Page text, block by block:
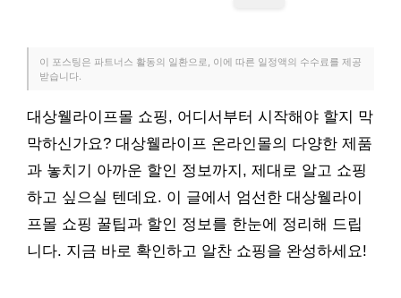
이 포스팅은 파트너스 활동의 일환으로, 이에 따른 일정액의 수수료를 제공
받습니다.
대상웰라이프몰 쇼핑, 어디서부터 시작해야 할지 막
막하신가요? 대상웰라이프 온라인몰의 다양한 제품
과 놓치기 아까운 할인 정보까지, 제대로 알고 쇼핑
하고 싶으실 텐데요. 이 글에서 엄선한 대상웰라이
프몰 쇼핑 꿀팁과 할인 정보를 한눈에 정리해 드립
니다. 지금 바로 확인하고 알찬 쇼핑을 완성하세요!